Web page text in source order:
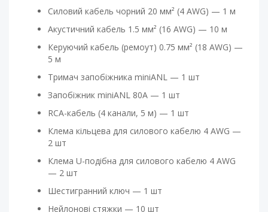
Силовий кабель чорний 20 мм² (4 AWG) — 1 м
Акустичний кабель 1.5 мм² (16 AWG) — 10 м
Керуючий кабель (ремоут) 0.75 мм² (18 AWG) —
5 м
Тримач запобіжника miniANL — 1 шт
Запобіжник miniANL 80A — 1 шт
RCA-кабель (4 канали, 5 м) — 1 шт
Клема кільцева для силового кабелю 4 AWG —
2 шт
Клема U-подібна для силового кабелю 4 AWG
— 2 шт
Шестигранний ключ — 1 шт
Нейлонові стяжки — 10 шт